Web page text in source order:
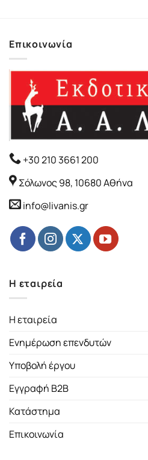
Επικοινωνία
+30 210 3661 200
Σόλωνος 98, 10680 Αθήνα
info@livanis.gr
Η εταιρεία
Η εταιρεία
Ενημέρωση επενδυτών
Υποβολή έργου
Εγγραφή B2B
Κατάστημα
Επικοινωνία